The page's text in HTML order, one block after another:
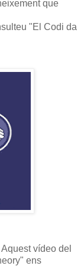
que
"El Codi da
vídeo del
ens